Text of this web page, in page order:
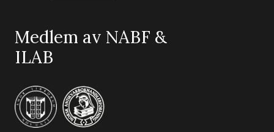
Medlem av NABF &
ILAB